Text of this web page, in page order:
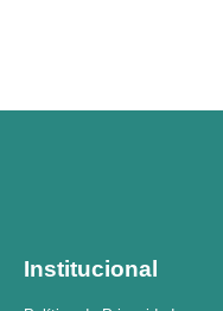
Institucional